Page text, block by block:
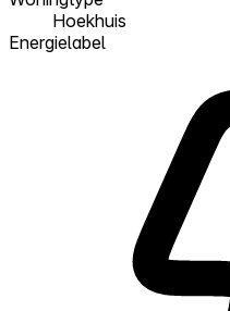
Hoekhuis
Energielabel